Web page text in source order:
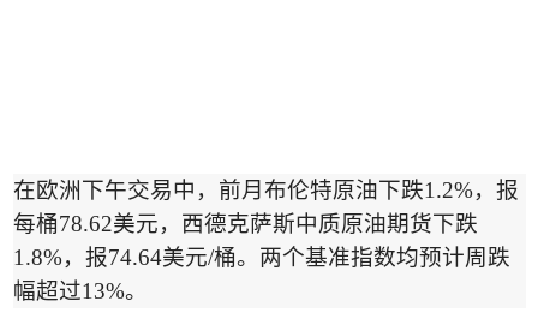
在欧洲下午交易中，前月布伦特原油下跌1.2%，报
每桶78.62美元，西德克萨斯中质原油期货下跌
1.8%，报74.64美元/桶。两个基准指数均预计周跌
幅超过13%。